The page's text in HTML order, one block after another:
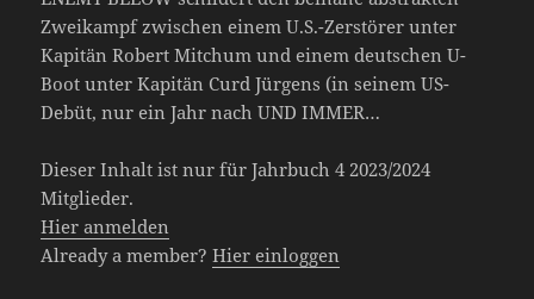
Zweikampf zwischen einem U.S.-Zerstörer unter
Kapitän Robert Mitchum und einem deutschen U-
Boot unter Kapitän Curd Jürgens (in seinem US-
Debüt, nur ein Jahr nach UND IMMER…
Dieser Inhalt ist nur für Jahrbuch 4 2023/2024
Mitglieder.
Hier anmelden
Already a member?Hier einloggen